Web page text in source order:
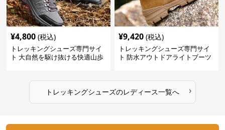
¥4,800 (税込)
トレッキングシューズ専門サイ
ト 大自然を駆け抜ける快適山歩
¥9,420 (税込)
トレッキングシューズ専門サイ
ト 防水アウトドアライトブーツ
トレッキングシューズのレディース一覧へ ›